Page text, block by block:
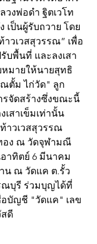
วงพ่อดำ ฐิตเวโท
เป็นผู้รับถวาย โดย
วเวสสุวรรณ” เพื่อ
บพื้นที่ และลงเสา
หมายให้นายสุทธิ
ตั้ม ไก่วัด" ลูก
รจัดสร้างซึ่งขณะนี้
เสาเข็มเท่านั้น
าวเวสสุวรรณ
อง ณ วัดจุฬามณี
าทิตย์ 6 มีนาคม
น ณ วัดแค ต.รั้ว
ณบุรี ร่วมบุญได้ที่
บัญชี "วัดแค" เลข
สดี